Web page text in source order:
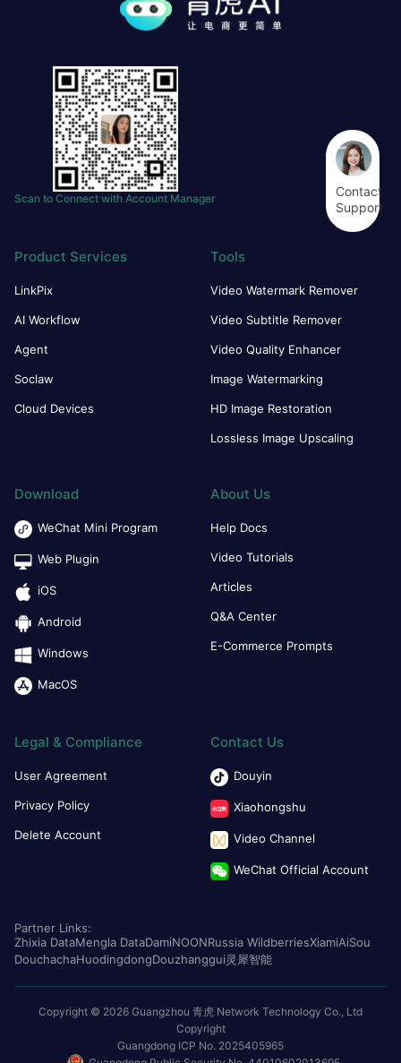
Scan to Connect with Account Manager
Product Services
LinkPix
AI Workflow
Agent
Soclaw
Cloud Devices
Tools
Video Watermark Remover
Video Subtitle Remover
Video Quality Enhancer
Image Watermarking
HD Image Restoration
Lossless Image Upscaling
Download
WeChat Mini Program
Web Plugin
iOS
Android
Windows
MacOS
About Us
Help Docs
Video Tutorials
Articles
Q&A Center
E-Commerce Prompts
Legal & Compliance
User Agreement
Privacy Policy
Delete Account
Contact Us
Douyin
Xiaohongshu
Video Channel
WeChat Official Account
Partner Links:
Zhixia DataMengla DataDamiNOONRussia WildberriesXiamiAiSou
DouchachaHuodingdongDouzhanggui灵犀智能
Copyright © 2026 Guangzhou 青虎 Network Technology Co., Ltd
Copyright
Guangdong ICP No. 2025405965
Contact
Support